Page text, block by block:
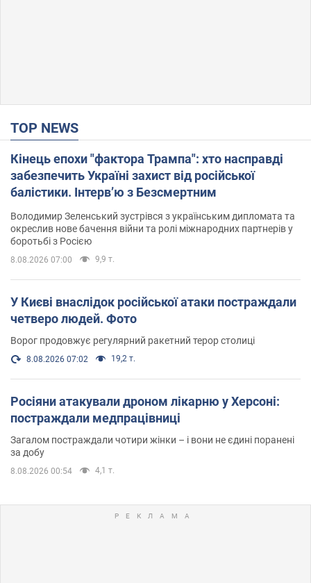
TOP NEWS
Кінець епохи "фактора Трампа": хто насправді
забезпечить Україні захист від російської
балістики. Інтерв’ю з Безсмертним
Володимир Зеленський зустрівся з українським дипломата та
окреслив нове бачення війни та ролі міжнародних партнерів у
боротьбі з Росією
8.08.2026 07:00 9,9 т.
У Києві внаслідок російської атаки постраждали
четверо людей. Фото
Ворог продовжує регулярний ракетний терор столиці
8.08.2026 07:02 19,2 т.
Росіяни атакували дроном лікарню у Херсоні:
постраждали медпрацівниці
Загалом постраждали чотири жінки – і вони не єдині поранені
за добу
8.08.2026 00:54 4,1 т.